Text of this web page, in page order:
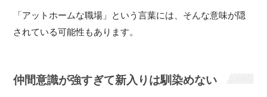
「アットホームな職場」という言葉には、そんな意味が隠
されている可能性もあります。
仲間意識が強すぎて新入りは馴染めない